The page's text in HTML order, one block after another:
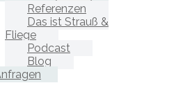
Referenzen
Das ist Strauß &
Fliege
Podcast
Blog